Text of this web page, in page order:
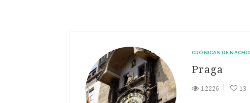
CRÓNICAS DE NACHO
Praga
12226 13